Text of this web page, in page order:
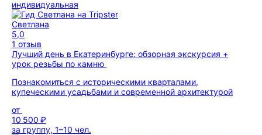
индивидуальная
Светлана
5,0
1 отзыв
Лучший день в Екатеринбурге: обзорная экскурсия +
урок резьбы по камню
Познакомиться с историческими кварталами,
купеческими усадьбами и современной архитектурой
от
10 500 ₽
за группу, 1–10 чел.